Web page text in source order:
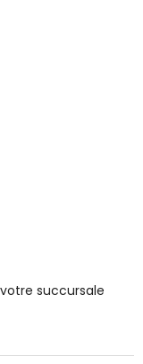
succursale